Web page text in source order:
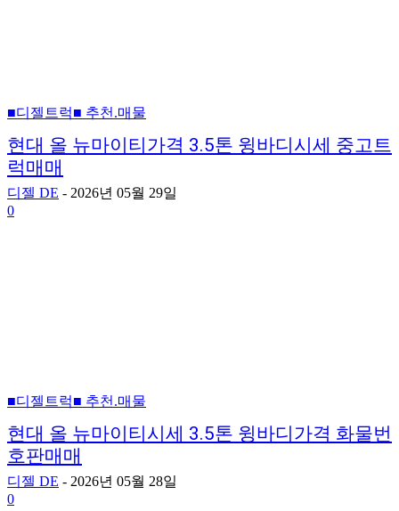
■디젤트럭■ 추천.매물
현대 올 뉴마이티가격 3.5톤 윙바디시세 중고트
럭매매
디젤 DE - 2026년 05월 29일
0
■디젤트럭■ 추천.매물
현대 올 뉴마이티시세 3.5톤 윙바디가격 화물번
호판매매
디젤 DE - 2026년 05월 28일
0